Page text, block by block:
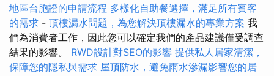
地區台胞證的申請流程 多樣化自助餐選擇，滿足所有賓客
的需求 - 頂樓漏水問題，為您解決頂樓漏水的專業方案 我
們為消費者工作，因此您可以確定我們的產品建議僅受調查
結果的影響。 RWD設計對SEO的影響 提供私人居家清潔，
保障您的隱私與需求 屋頂防水，避免雨水滲漏影響您的居